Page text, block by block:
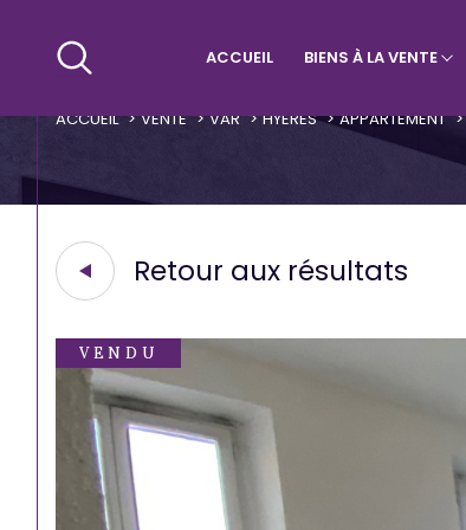
ACCUEIL BIENS À LA VENTE
ACCUEIL VENTE VAR HYERES APPARTEMENT
Retour aux résultats
VENDU